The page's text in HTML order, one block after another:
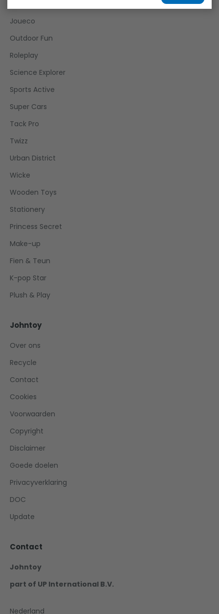
Joueco
Outdoor Fun
Roleplay
Science Explorer
Sports Active
Super Cars
Tack Pro
Twizz
Urban District
Wicke
Wooden Toys
Stationery
Princess Secret
Make-up
Fien & Teun
K-pop Star
Plush & Play
Johntoy
Over ons
Recycle
Contact
Cookies
Voorwaarden
Copyright
Disclaimer
Goede doelen
Privacyverklaring
DOC
Update
Contact
Johntoy
part of UP International B.V.
Nederland